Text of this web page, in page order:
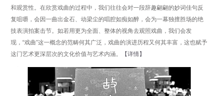
和观赏性。在欣赏戏曲的过程中，我们往往会对一段辞趣翩翩的妙词佳句反
复咀嚼，会因一曲出金石、动梁尘的唱腔如痴如醉，会为一幕独擅胜场的绝
技表演拍案击节。如若用更为全面、整体的视角去观照戏曲，我们会发
现，“戏曲”这一概念的范畴何其广泛，戏曲的演进历程又何其丰富，这也赋予
这门艺术更深层次的文化价值与艺术内涵。
【详情】
点击数：7250